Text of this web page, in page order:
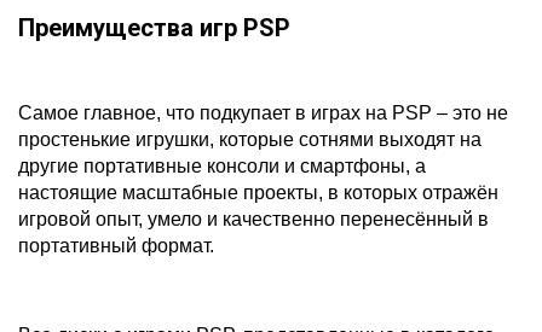
Преимущества игр PSP
Самое главное, что подкупает в играх на PSP – это не
простенькие игрушки, которые сотнями выходят на
другие портативные консоли и смартфоны, а
настоящие масштабные проекты, в которых отражён
игровой опыт, умело и качественно перенесённый в
портативный формат.